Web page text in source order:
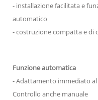
- installazione facilitata e
automatico
- costruzione compatta e di
Funzione automatica
- Adattamento immediato
Controllo anche manuale